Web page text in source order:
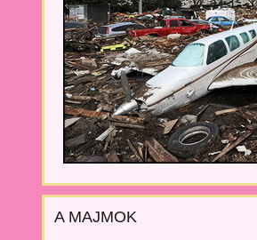
A MAJMOK